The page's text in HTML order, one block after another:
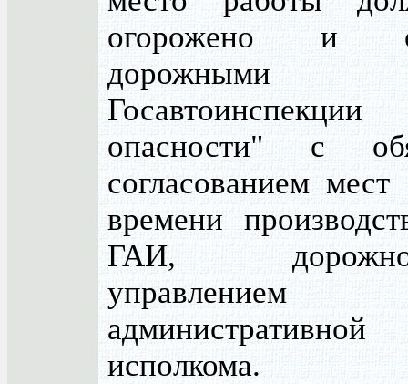
огорожено и
дорожными
опасности" с
согласованием мест
времени
ГАИ, дорожно-
административной
исполкома.